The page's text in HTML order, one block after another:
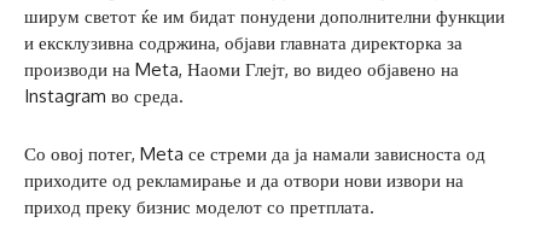
ширум светот ќе им бидат понудени дополнителни функции
и ексклузивна содржина, објави главната директорка за
производи на Meta, Наоми Глејт, во видео објавено на
Instagram во среда.
Со овој потег, Meta се стреми да ја намали зависноста од
приходите од рекламирање и да отвори нови извори на
приход преку бизнис моделот со претплата.